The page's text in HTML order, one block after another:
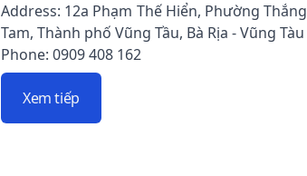
Address: 12a Phạm Thế Hiển, Phường Thắng
Tam, Thành phố Vũng Tầu, Bà Rịa - Vũng Tàu
Phone: 0909 408 162
Xem tiếp